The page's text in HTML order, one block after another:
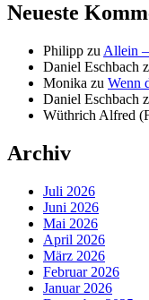
Neueste
Philipp zu Allein
Daniel Eschbach
Monika zu Wenn
Daniel Eschbach
Wüthrich Alfred
Archiv
Juli 2026
Juni 2026
Mai 2026
April 2026
März 2026
Februar 2026
Januar 2026